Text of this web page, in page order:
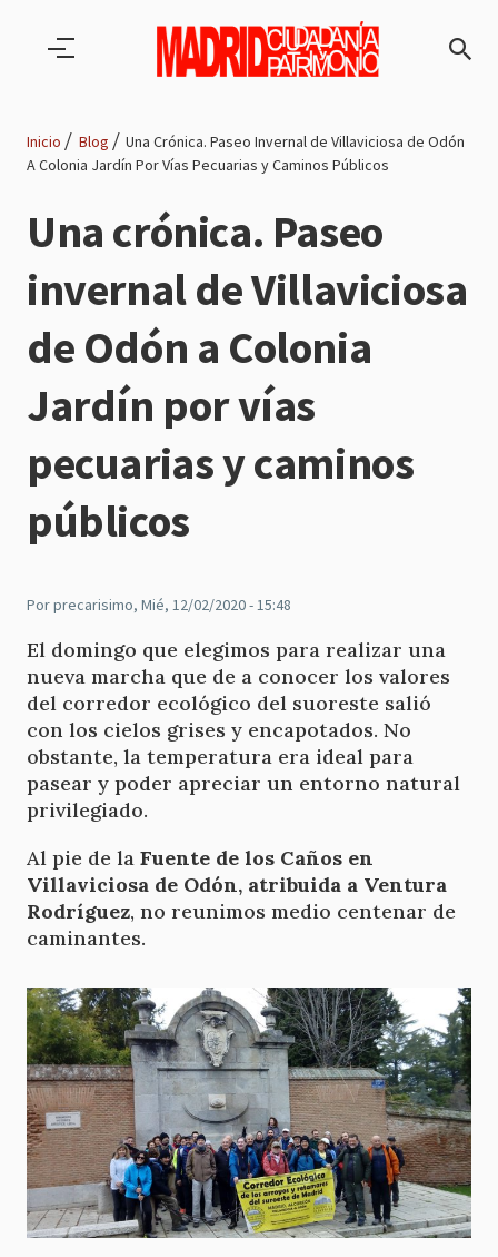
de
navegación
Inicio Blog
Una Crónica. Paseo Invernal de Villaviciosa de Odón
A Colonia Jardín Por Vías Pecuarias y Caminos Públicos
Una crónica. Paseo
invernal de Villaviciosa
de Odón a Colonia
Jardín por vías
pecuarias y caminos
públicos
Porprecarisimo, Mié, 12/02/2020 - 15:48
El domingo que elegimos para realizar una
nueva marcha que de a conocer los valores
del corredor ecológico del suoreste salió
con los cielos grises y encapotados. No
obstante, la temperatura era ideal para
pasear y poder apreciar un entorno natural
privilegiado.
Al pie de la Fuente de los Caños en
Villaviciosa de Odón, atribuida a Ventura
Rodríguez, no reunimos medio centenar de
caminantes.